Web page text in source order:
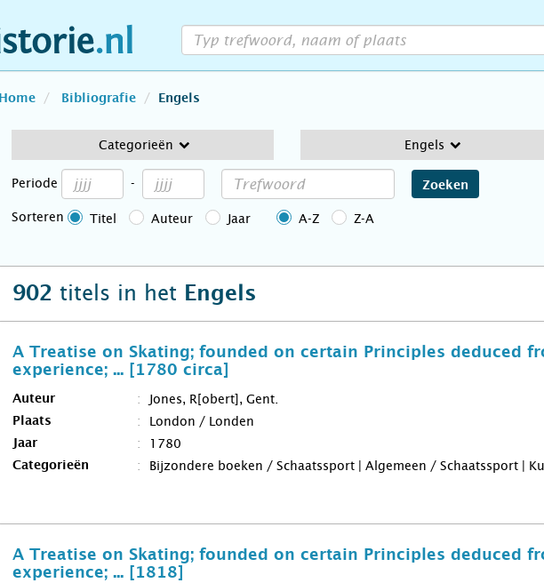
Home Bibliografie Engels
Categorieën Engels
Periode - Zoeken
Sorteren Titel Auteur Jaar A-Z Z-A
902 titels in het Engels
A Treatise on Skating; founded on certain Principles deduced
experience; ... [1780 circa]
Auteur Jones, R[obert], Gent.
Plaats London / Londen
Jaar 1780
Categorieën Bijzondere boeken / Schaatssport | Algemeen / Schaatssport |
A Treatise on Skating; founded on certain Principles deduced
experience; ... [1818]